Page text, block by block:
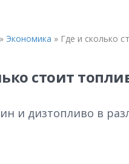
» Экономика » Где и сколько
стоит
и дизтопливо в